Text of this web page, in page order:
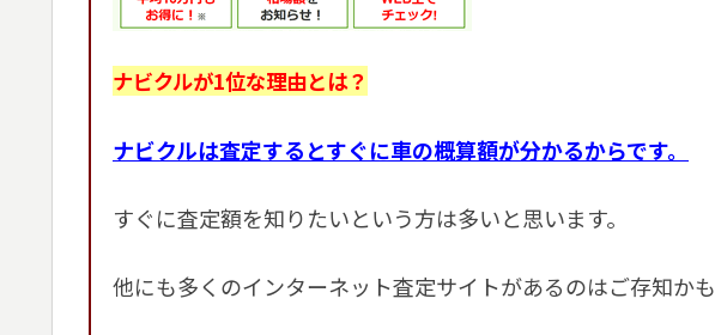
ナビクルが1位な理由とは？
ナビクルは査定するとすぐに車の概算額が分かるからです。
すぐに査定額を知りたいという方は多いと思います。
他にも多くのインターネット査定サイトがあるのはご存知かも